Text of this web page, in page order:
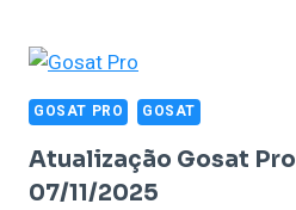
GOSAT PRO GOSAT
Atualização Gosat
07/11/2025